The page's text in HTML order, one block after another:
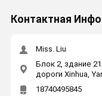
Контактная
Miss. Liu
Блок 2, здание
дороги Xinhua,
18740495845